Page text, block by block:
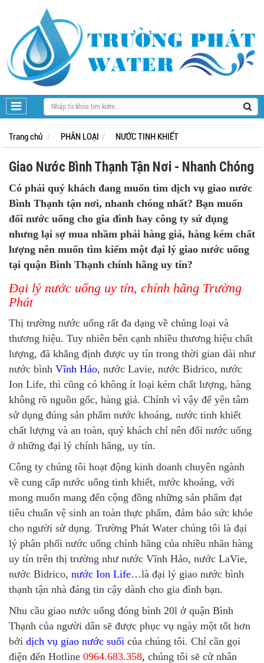
Trang chủ PHÂN LOẠI NƯỚC TINH KHIẾT
Giao Nước Bình Thạnh Tận Nơi - Nhanh Chóng
Có phải quý khách đang muốn tìm dịch vụ giao nước
Bình Thạnh tận nơi, nhanh chóng nhất? Bạn muốn
đổi nước uống cho gia đình hay công ty sử dụng
nhưng lại sợ mua nhầm phải hàng giả, hàng kém chất
lượng nên muốn tìm kiếm một đại lý giao nước uống
tại quận Bình Thạnh chính hãng uy tín?
Đại lý nước uống uy tín, chính hãng Trường
Phát
Thị trường nước uống rất đa dạng về chủng loại và
thương hiệu. Tuy nhiên bên cạnh nhiều thương hiệu chất
lượng, đã khẳng định được uy tín trong thời gian dài như
nước bình Vĩnh Hảo, nước Lavie, nước Bidrico, nước
Ion Life, thì cũng có không ít loại kém chất lượng, hàng
không rõ nguồn gốc, hàng giả. Chính vì vậy để yên tâm
sử dụng đúng sản phẩm nước khoáng, nước tinh khiết
chất lượng và an toàn, quý khách chỉ nên đổi nước uống
ở những đại lý chính hãng, uy tín.
Công ty chúng tôi hoạt động kinh doanh chuyên ngành
về cung cấp nước uống tinh khiết, nước khoáng, với
mong muốn mang đến cộng đồng những sản phẩm đạt
tiêu chuẩn vệ sinh an toàn thực phẩm, đảm bảo sức khỏe
cho người sử dụng. Trường Phát Water chúng tôi là đại
lý phân phối nước uống chính hãng của nhiều nhãn hàng
uy tín trên thị trường như nước Vĩnh Hảo, nước LaVie,
nước Bidrico, nước Ion Life…là đại lý giao nước bình
thạnh tận nhà đáng tin cậy dành cho gia đình bạn.
Nhu cầu giao nước uống đóng bình 20l ở quận Bình
Thạnh của người dân sẽ được phục vụ ngày một tốt hơn
bởi dịch vụ giao nước suối của chúng tôi. Chỉ cần gọi
điện đến Hotline 0964.683.358, chúng tôi sẽ cử nhân